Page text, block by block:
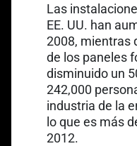
Las
EE. UU. han
2008, mientras
de los paneles
disminuido un
242,000
industria de la
lo que es más
2012.